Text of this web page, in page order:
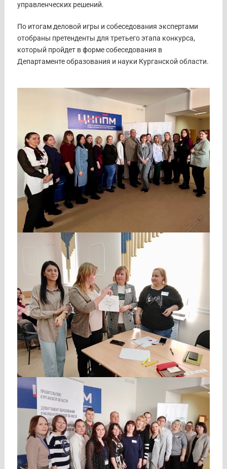
управленческих решений.
По итогам деловой игры и собеседования экспертами
отобраны претенденты для третьего этапа конкурса,
который пройдет в форме собеседования в
Департаменте образования и науки Курганской области.